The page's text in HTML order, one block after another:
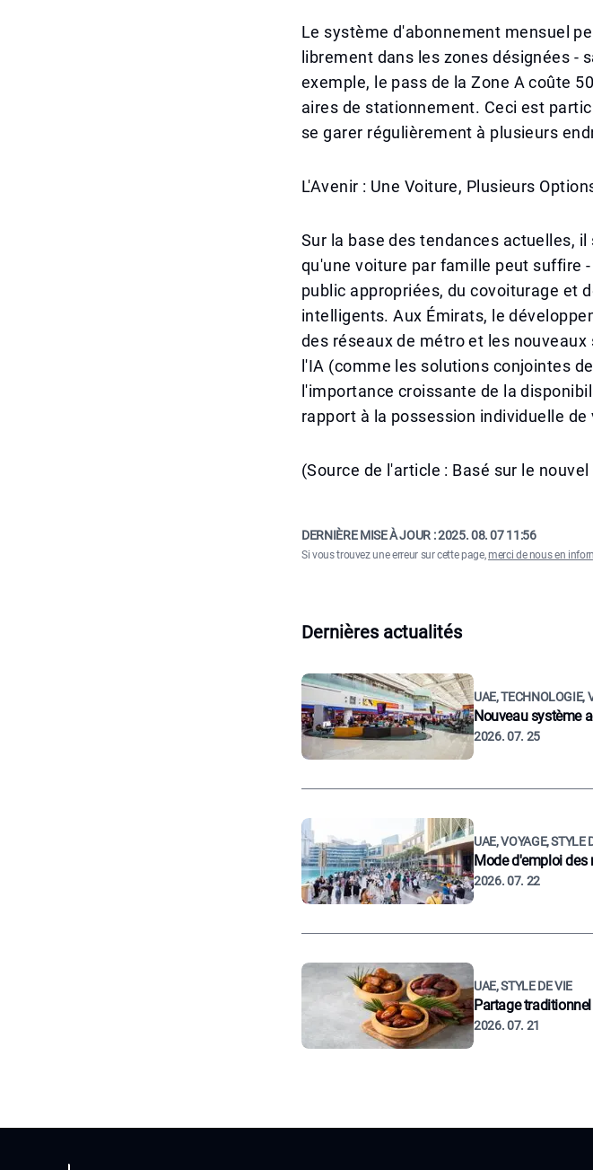
Le système d'abonnement mensuel
librement dans les zones désignées -
exemple, le pass de la Zone A coûte
aires de stationnement. Ceci est
se garer régulièrement à plusieurs
L'Avenir : Une Voiture, Plusieurs
Sur la base des tendances actuelles,
qu'une voiture par famille peut suffire
public appropriées, du covoiturage et
intelligents. Aux Émirats, le
des réseaux de métro et les
l'IA (comme les solutions conjointes
l'importance croissante de la
rapport à la possession individuelle de
(Source de l'article : Basé sur le
DERNIÈRE MISE À JOUR :2025. 08. 07 11:56
Si vous trouvez une erreur sur cette page,merci de nous en
Dernières actualités
UAE, TECHNOLOGIE,
Nouveau système
2026. 07. 25
UAE, VOYAGE, STYLE
Mode d'emploi
2026. 07. 22
UAE, STYLE DE VIE
Partage
2026. 07. 21